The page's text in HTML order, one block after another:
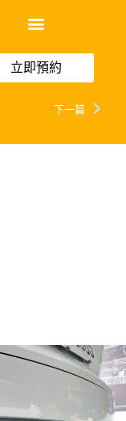
立即預約
下一篇